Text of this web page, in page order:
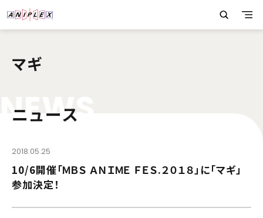
マギ
NEWS
ニュース
2018.05.25
10/6開催「ＭＢＳ ＡＮＩＭＥ ＦＥＳ.２０１８」に「マギ」
参加決定！